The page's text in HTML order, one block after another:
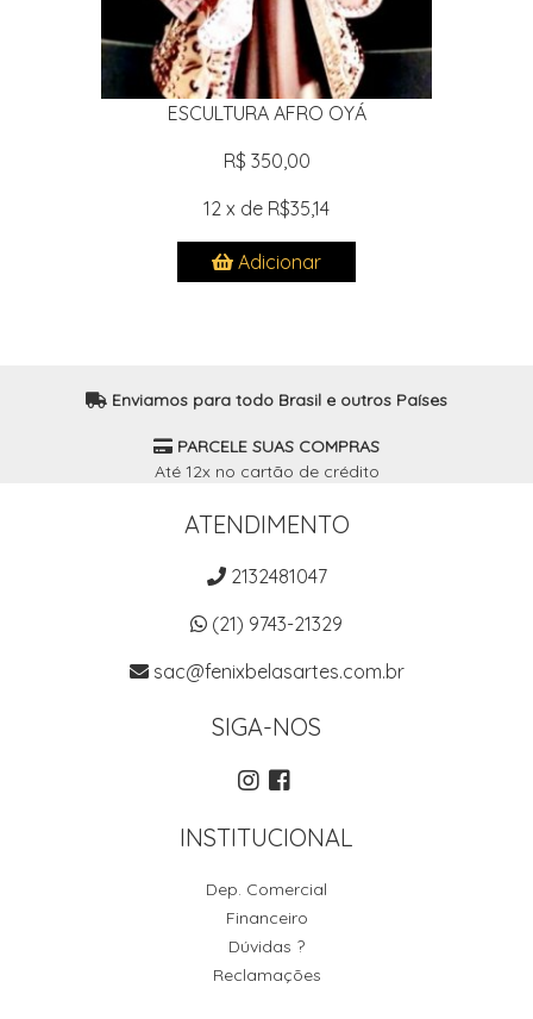
ESCULTURA AFRO OYÁ
R$ 350,00
12 x de R$35,14
Adicionar
Enviamos para todo Brasil e outros Países
PARCELE SUAS COMPRAS
Até 12x no cartão de crédito
ATENDIMENTO
2132481047
(21) 9743-21329
sac@fenixbelasartes.com.br
SIGA-NOS
INSTITUCIONAL
Dep. Comercial
Financeiro
Dúvidas ?
Reclamações